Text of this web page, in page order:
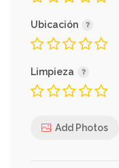
Ubicación
Limpieza
Add Photos